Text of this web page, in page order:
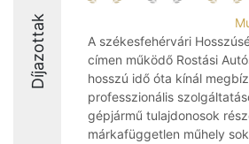
Díjazottak
A székesfehérvári
címen működő Rostási
hosszú idő óta kínál
professzionális
gépjármű tulajdonosok
márkafüggetlen műhely